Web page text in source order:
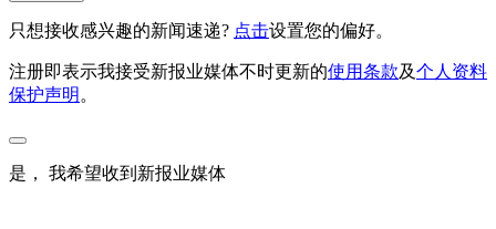
只想接收感兴趣的新闻速递? 点击设置您的偏好。
注册即表示我接受新报业媒体不时更新的使用条款及个人资料
保护声明 。
是， 我希望收到新报业媒体